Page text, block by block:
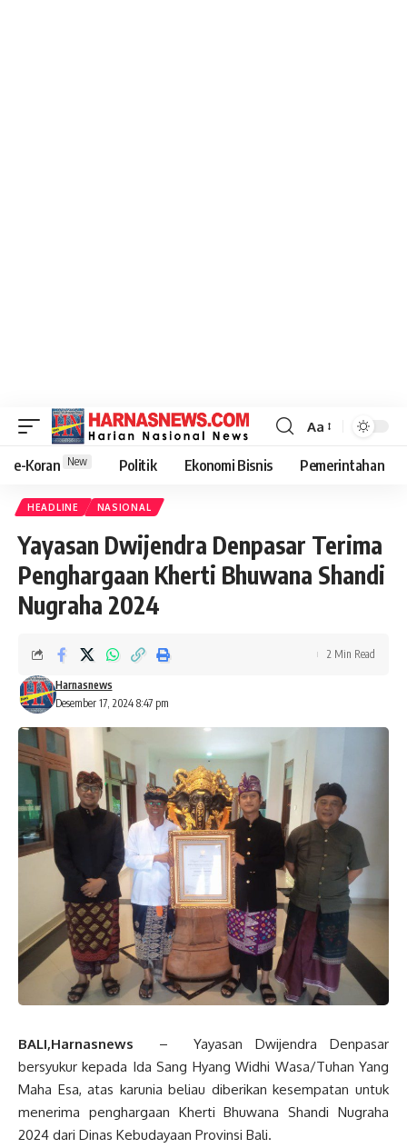
Aa
e-Koran New Politik Ekonomi Bisnis Pemerintahan
HEADLINE NASIONAL
Yayasan Dwijendra Denpasar Terima
Penghargaan Kherti Bhuwana Shandi
Nugraha 2024
Desember 17, 2024 8:47 pm
Harnasnews
2 Min Read
BALI,Harnasnews
– Yayasan Dwijendra Denpasar
bersyukur kepada Ida Sang Hyang Widhi Wasa/Tuhan Yang
Maha Esa, atas karunia beliau diberikan kesempatan untuk
menerima penghargaan Kherti Bhuwana Shandi Nugraha
2024 dari Dinas Kebudayaan Provinsi Bali.